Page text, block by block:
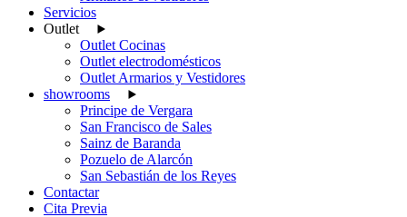
Servicios
Outlet
Outlet Cocinas
Outlet electrodomésticos
Outlet Armarios y Vestidores
showrooms
Principe de Vergara
San Francisco de Sales
Sainz de Baranda
Pozuelo de Alarcón
San Sebastián de los Reyes
Contactar
Cita Previa